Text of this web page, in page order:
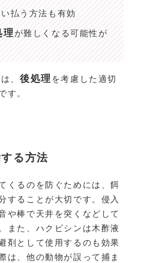
払う方法も有効
理が難しくなる可能性が
、後処理 を考慮した適切
す。
る方法
くるのを防ぐためには、餌
することが大切です。侵入
や棒で天井を突くなどして
また、ハクビシンは木酢液
剤として使用するのも効果
は、他の動物が誤って捕ま